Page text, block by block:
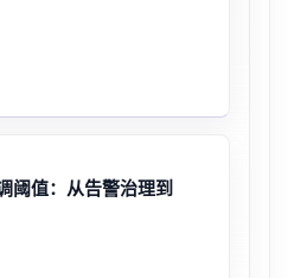
阈值：从告警治理到